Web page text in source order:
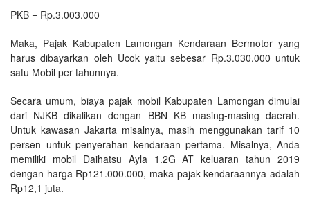
PKB = Rp.3.003.000
Maka, Pajak Kabupaten Lamongan Kendaraan Bermotor yang
harus dibayarkan oleh Ucok yaitu sebesar Rp.3.030.000 untuk
satu Mobil per tahunnya.
Secara umum, biaya pajak mobil Kabupaten Lamongan dimulai
dari NJKB dikalikan dengan BBN KB masing-masing daerah.
Untuk kawasan Jakarta misalnya, masih menggunakan tarif 10
persen untuk penyerahan kendaraan pertama. Misalnya, Anda
memiliki mobil Daihatsu Ayla 1.2G AT keluaran tahun 2019
dengan harga Rp121.000.000, maka pajak kendaraannya adalah
Rp12,1 juta.